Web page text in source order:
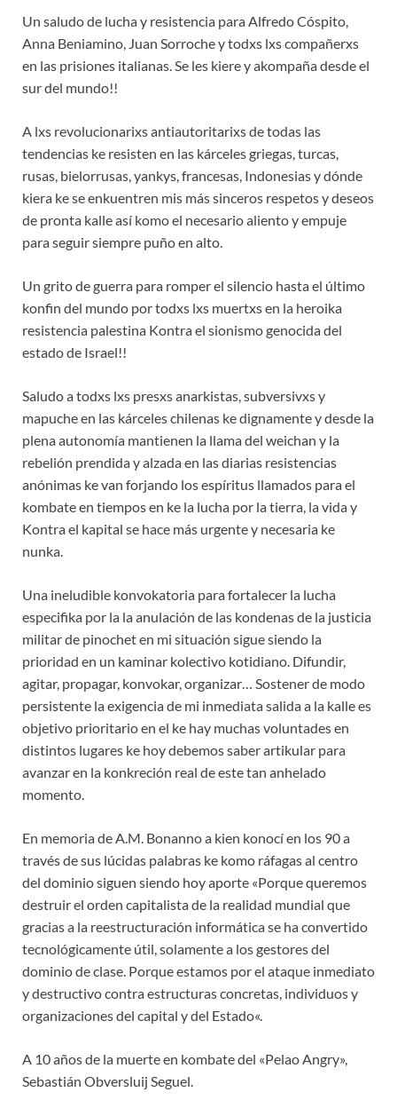
Un saludo de lucha y resistencia para Alfredo Cóspito,
Anna Beniamino, Juan Sorroche y todxs lxs compañerxs
en las prisiones italianas. Se les kiere y akompaña desde el
sur del mundo!!
A lxs revolucionarixs antiautoritarixs de todas las
tendencias ke resisten en las kárceles griegas, turcas,
rusas, bielorrusas, yankys, francesas, Indonesias y dónde
kiera ke se enkuentren mis más sinceros respetos y deseos
de pronta kalle así komo el necesario aliento y empuje
para seguir siempre puño en alto.
Un grito de guerra para romper el silencio hasta el último
konfin del mundo por todxs lxs muertxs en la heroika
resistencia palestina Kontra el sionismo genocida del
estado de Israel!!
Saludo a todxs lxs presxs anarkistas, subversivxs y
mapuche en las kárceles chilenas ke dignamente y desde la
plena autonomía mantienen la llama del weichan y la
rebelión prendida y alzada en las diarias resistencias
anónimas ke van forjando los espíritus llamados para el
kombate en tiempos en ke la lucha por la tierra, la vida y
Kontra el kapital se hace más urgente y necesaria ke
nunka.
Una ineludible konvokatoria para fortalecer la lucha
especifika por la la anulación de las kondenas de la justicia
militar de pinochet en mi situación sigue siendo la
prioridad en un kaminar kolectivo kotidiano. Difundir,
agitar, propagar, konvokar, organizar… Sostener de modo
persistente la exigencia de mi inmediata salida a la kalle es
objetivo prioritario en el ke hay muchas voluntades en
distintos lugares ke hoy debemos saber artikular para
avanzar en la konkreción real de este tan anhelado
momento.
En memoria de A.M. Bonanno a kien konocí en los 90 a
través de sus lúcidas palabras ke komo ráfagas al centro
del dominio siguen siendo hoy aporte «Porque queremos
destruir el orden capitalista de la realidad mundial que
gracias a la reestructuración informática se ha convertido
tecnológicamente útil, solamente a los gestores del
dominio de clase. Porque estamos por el ataque inmediato
y destructivo contra estructuras concretas, individuos y
organizaciones del capital y del Estado«.
A 10 años de la muerte en kombate del «Pelao Angry»,
Sebastián Obversluij Seguel.